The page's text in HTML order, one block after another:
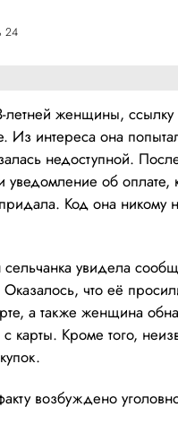
24
летней женщины, ссылку
Из интереса она
недоступной.
уведомление об
Код она никому
сельчанка увидела
что её
а также женщина
карты. Кроме того,
возбуждено